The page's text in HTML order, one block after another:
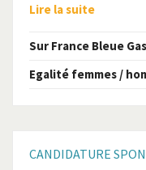
Lire la suite
Sur France Bleue
Egalité femmes /
CANDIDATURE